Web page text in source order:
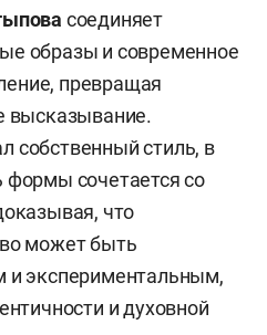
соединяет
образы и современное
превращая
высказывание.
собственный стиль, в
формы сочетается со
что
может быть
и экспериментальным,
и духовной